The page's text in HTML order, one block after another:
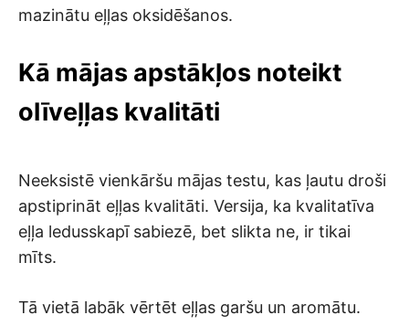
mazinātu eļļas oksidēšanos.
Kā mājas apstākļos noteikt
olīveļļas kvalitāti
Neeksistē vienkāršu mājas testu, kas ļautu droši
apstiprināt eļļas kvalitāti. Versija, ka kvalitatīva
eļļa ledusskapī sabiezē, bet slikta ne, ir tikai
mīts.
Tā vietā labāk vērtēt eļļas garšu un aromātu.